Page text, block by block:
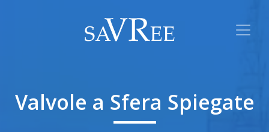
Valvole a Sfera Spiegate